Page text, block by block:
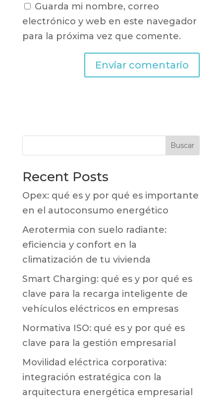
Guarda mi nombre, correo
electrónico y web en este navegador
para la próxima vez que comente.
Buscar
Recent Posts
Opex: qué es y por qué es importante
en el autoconsumo energético
Aerotermia con suelo radiante:
eficiencia y confort en la
climatización de tu vivienda
Smart Charging: qué es y por qué es
clave para la recarga inteligente de
vehículos eléctricos en empresas
Normativa ISO: qué es y por qué es
clave para la gestión empresarial
Movilidad eléctrica corporativa:
integración estratégica con la
arquitectura energética empresarial